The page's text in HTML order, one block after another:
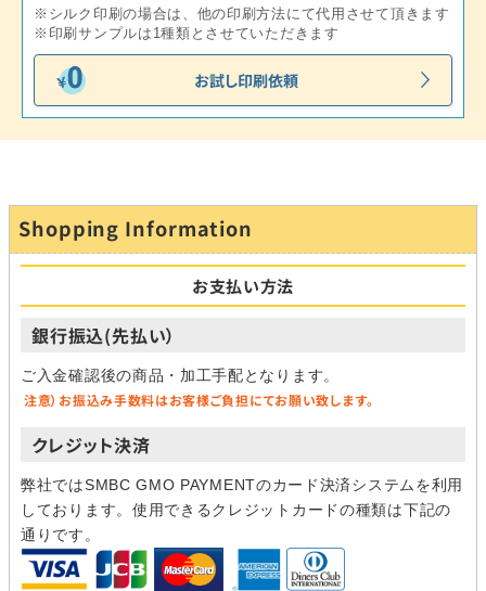
※シルク印刷の場合は、他の印刷方法にて代用させて頂きます
※印刷サンプルは1種類とさせていただきます
お試し印刷依頼
Shopping Information
お支払い方法
銀行振込(先払い）
ご入金確認後の商品・加工手配となります。
注意）お振込み手数料はお客様ご負担にてお願い致します。
クレジット決済
弊社ではSMBC GMO PAYMENTのカード決済システムを利用
しております。使用できるクレジットカードの種類は下記の
通りです。